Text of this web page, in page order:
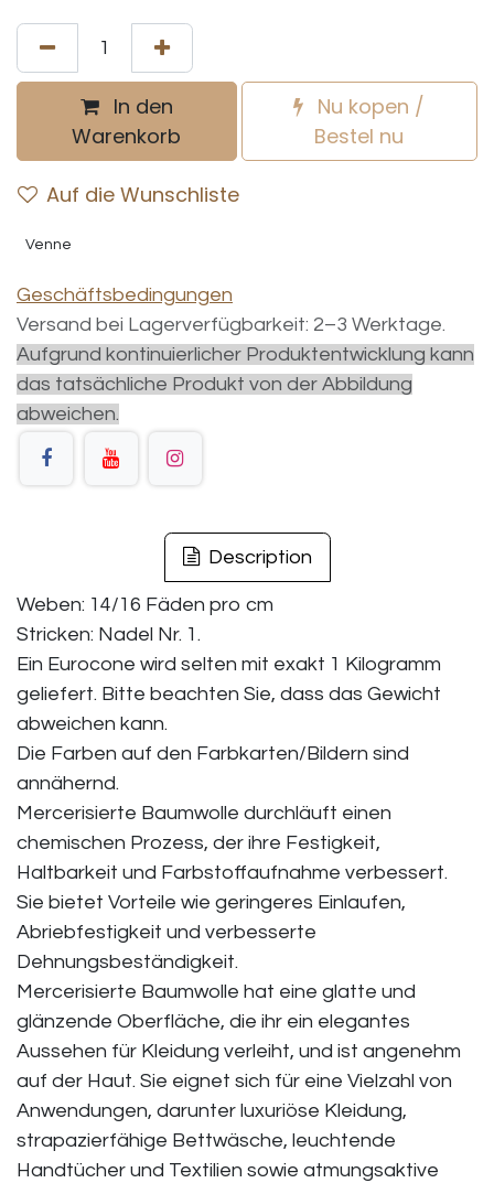
In den
Warenkorb
Nu kopen /
Bestel nu
Auf die Wunschliste
Venne
Geschäftsbedingungen
Versand bei Lagerverfügbarkeit: 2–3 Werktage.
Aufgrund kontinuierlicher Produktentwicklung kann
das tatsächliche Produkt von der Abbildung
abweichen.
Description
Weben: 14/16 Fäden pro cm
Stricken: Nadel Nr. 1.
Ein Eurocone wird selten mit exakt 1 Kilogramm
geliefert. Bitte beachten Sie, dass das Gewicht
abweichen kann.
Die Farben auf den Farbkarten/Bildern sind
annähernd.
Mercerisierte Baumwolle durchläuft einen
chemischen Prozess, der ihre Festigkeit,
Haltbarkeit und Farbstoffaufnahme verbessert.
Sie bietet Vorteile wie geringeres Einlaufen,
Abriebfestigkeit und verbesserte
Dehnungsbeständigkeit.
Mercerisierte Baumwolle hat eine glatte und
glänzende Oberfläche, die ihr ein elegantes
Aussehen für Kleidung verleiht, und ist angenehm
auf der Haut. Sie eignet sich für eine Vielzahl von
Anwendungen, darunter luxuriöse Kleidung,
strapazierfähige Bettwäsche, leuchtende
Handtücher und Textilien sowie atmungsaktive